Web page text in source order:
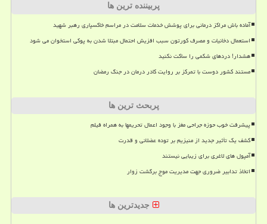
پربیننده ترین ها
آماده باش مراکز درمانی برای پوشش خدمات سلامت در مراسم خاکسپاری رهبر شهید
استعمال دخانیات و مصرف کورتون سبب افزیش احتمال مبتلا شدن به پوکی استخوان می شود
هشدار! دردهای شکمی را ساکت نکنید
مستند کشور دوست با تمرکز بر روایت کادر درمان در جنگ رمضان
پربحث ترین ها
پیشرفت خوب حوزه جراحی مغز با وجود اعمال تحریمها به همراه فیلم
کشف یک تأثیر جدید از منیزیم بر توده عضلانی و قدرت
آمپول های لاغری برای زیبایی نیستند
اتخاذ تدابیر ضروری جهت مدیریت موج برگشت زوار
جدیدترین ها